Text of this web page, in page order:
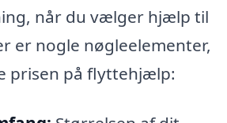
når du vælger hjælp til
er nogle nøgleelementer,
prisen på flyttehjælp: